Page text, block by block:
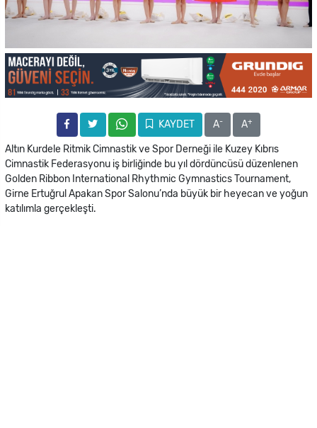
KAYDET A- A+
Altın Kurdele Ritmik Cimnastik ve Spor Derneği ile Kuzey Kıbrıs
Cimnastik Federasyonu iş birliğinde bu yıl dördüncüsü düzenlenen
Golden Ribbon International Rhythmic Gymnastics Tournament,
Girne Ertuğrul Apakan Spor Salonu’nda büyük bir heyecan ve yoğun
katılımla gerçekleşti.